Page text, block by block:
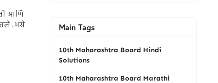
आणि
. भसे
Main Tags
10th Maharashtra Board Hindi
Solutions
10th Maharashtra Board Marathi